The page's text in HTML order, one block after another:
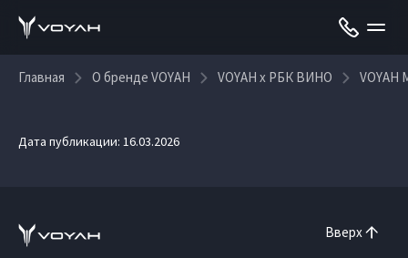
Главная О бренде VOYAH VOYAH x РБК ВИНО VOYAH
Дата публикации: 16.03.2026
Вверх